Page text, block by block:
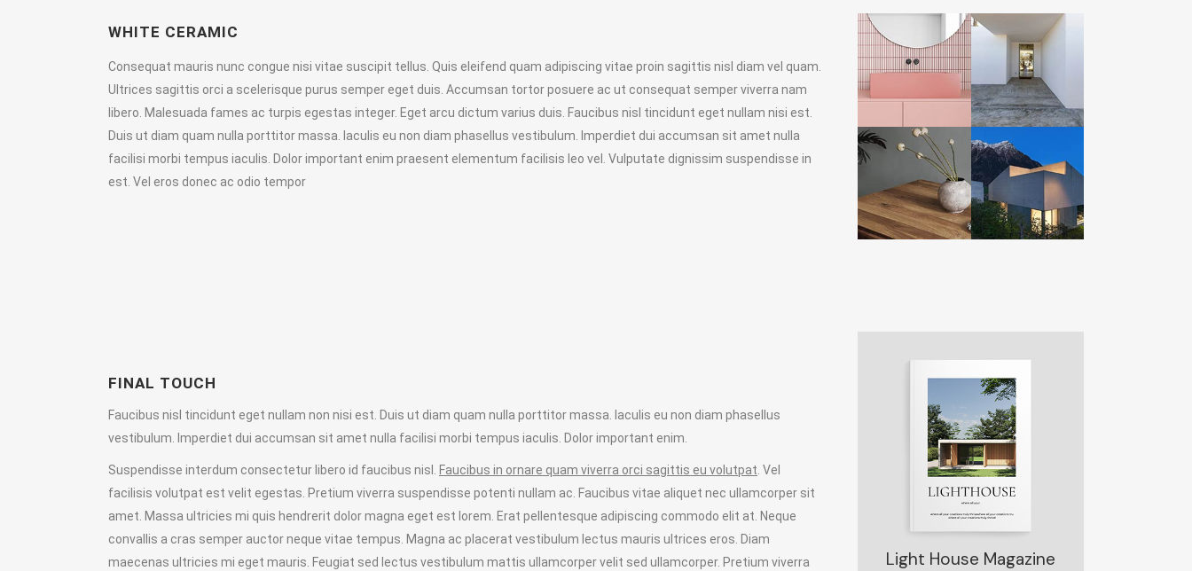
WHITE CERAMIC
Consequat mauris nunc congue nisi vitae suscipit tellus. Quis eleifend quam adipiscing vitae proin sagittis nisl diam vel quam.
Ultrices sagittis orci a scelerisque purus semper eget duis. Accumsan tortor posuere ac ut consequat semper viverra nam
libero. Malesuada fames ac turpis egestas integer. Eget arcu dictum varius duis. Faucibus nisl tincidunt eget nullam nisi est.
Duis ut diam quam nulla porttitor massa. Iaculis eu non diam phasellus vestibulum. Imperdiet dui accumsan sit amet nulla
facilisi morbi tempus iaculis. Dolor important enim praesent elementum facilisis leo vel. Vulputate dignissim suspendisse in
est. Vel eros donec ac odio tempor
FINAL TOUCH
Faucibus nisl tincidunt eget nullam non nisi est. Duis ut diam quam nulla porttitor massa. Iaculis eu non diam phasellus
vestibulum. Imperdiet dui accumsan sit amet nulla facilisi morbi tempus iaculis. Dolor important enim.
Suspendisse interdum consectetur libero id faucibus nisl. Faucibus in ornare quam viverra orci sagittis eu volutpat . Vel
facilisis volutpat est velit egestas. Pretium viverra suspendisse potenti nullam ac. Faucibus vitae aliquet nec ullamcorper sit
amet. Massa ultricies mi quis hendrerit dolor magna eget est lorem. Erat pellentesque adipiscing commodo elit at. Neque
convallis a cras semper auctor neque vitae tempus. Magna ac placerat vestibulum lectus mauris ultrices eros. Diam
maecenas ultricies mi eget mauris. Feugiat sed lectus vestibulum mattis ullamcorper velit sed ullamcorper. Pretium viverra
Light House Magazine